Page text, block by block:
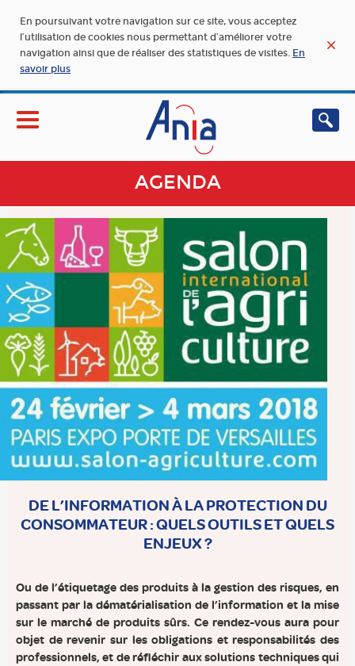
En poursuivant votre navigation sur ce site, vous acceptez
l’utilisation de cookies nous permettant d’améliorer votre
navigation ainsi que de réaliser des statistiques de visites. En
savoir plus
AGENDA
DE L’INFORMATION À LA PROTECTION DU
CONSOMMATEUR : QUELS OUTILS ET QUELS
ENJEUX ?
Ou de l’étiquetage des produits à la gestion des risques, en
passant par la dématérialisation de l’information et la mise
sur le marché de produits sûrs. Ce rendez-vous aura pour
objet de revenir sur les obligations et responsabilités des
professionnels, et de réfléchir aux solutions techniques qui